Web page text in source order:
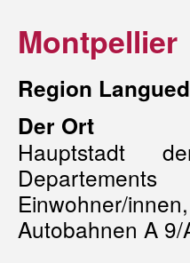
Montpellier
Region
Der Ort
Hauptstadt
Einwohner/
Autobahnen A